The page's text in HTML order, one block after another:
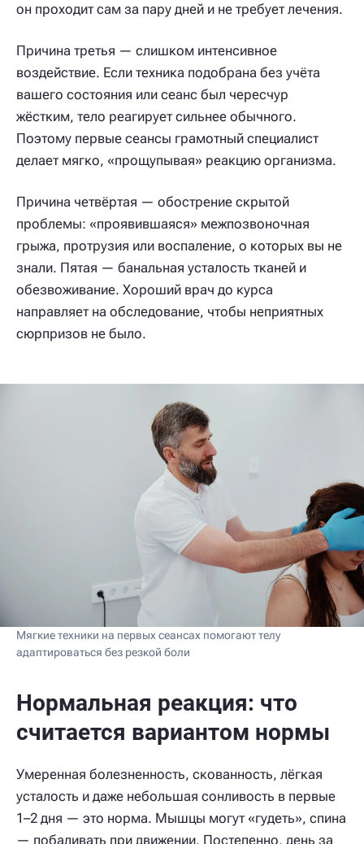
он проходит сам за пару дней и не требует лечения.
Причина третья — слишком интенсивное
воздействие. Если техника подобрана без учёта
вашего состояния или сеанс был чересчур
жёстким, тело реагирует сильнее обычного.
Поэтому первые сеансы грамотный специалист
делает мягко, «прощупывая» реакцию организма.
Причина четвёртая — обострение скрытой
проблемы: «проявившаяся» межпозвоночная
грыжа, протрузия или воспаление, о которых вы не
знали. Пятая — банальная усталость тканей и
обезвоживание. Хороший врач до курса
направляет на обследование, чтобы неприятных
сюрпризов не было.
Мягкие техники на первых сеансах помогают телу
адаптироваться без резкой боли
Нормальная реакция: что
считается вариантом нормы
Умеренная болезненность, скованность, лёгкая
усталость и даже небольшая сонливость в первые
1–2 дня — это норма. Мышцы могут «гудеть», спина
— побаливать при движении. Постепенно, день за